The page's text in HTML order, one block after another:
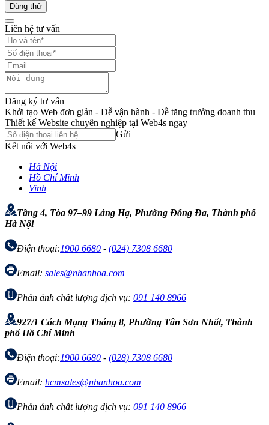
Dùng thử
Liên hệ tư vấn
Đăng ký tư vấn
Khởi tạo Web đơn giản - Dễ vận hành - Dễ tăng trưởng doanh thu
Thiết kế Website chuyên nghiệp tại Web4s ngay
Gửi
Kết nối với Web4s
Hà Nội
Hồ Chí Minh
Vinh
Tầng 4, Tòa 97–99 Láng Hạ, Phường Đống Đa, Thành phố
Hà Nội
Điện thoại:1900 6680 - (024) 7308 6680
Email: sales@nhanhoa.com
Phản ánh chất lượng dịch vụ: 091 140 8966
927/1 Cách Mạng Tháng 8, Phường Tân Sơn Nhất, Thành
phố Hồ Chí Minh
Điện thoại:1900 6680 - (028) 7308 6680
Email: hcmsales@nhanhoa.com
Phản ánh chất lượng dịch vụ: 091 140 8966